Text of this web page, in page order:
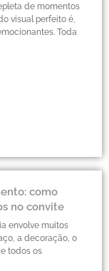
de momentos
visual perfeito é,
Toda
como
no convite
envolve muitos
a decoração, o
todos os